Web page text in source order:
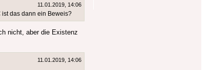
11.01.2019, 14:06
das dann ein Beweis?
nicht, aber die Existenz
11.01.2019, 14:06